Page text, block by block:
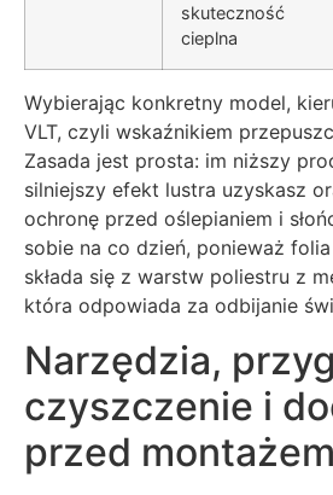
skuteczność
cieplna
Wybierając konkretny model,
VLT, czyli wskaźnikiem
Zasada jest prosta: im niższy
silniejszy efekt lustra uzyskasz
ochronę przed oślepianiem i
sobie na co dzień, ponieważ
składa się z warstw poliestru z
która odpowiada za odbijanie
Narzędzia,
czyszczenie i
przed montażem